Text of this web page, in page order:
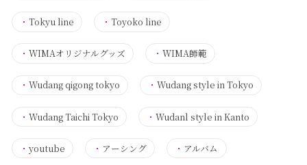
・ Tokyu line ・Toyoko line
・ WIMAオリジナルグッズ ・WIMA師範
・ Wudang qigong tokyo ・Wudang style in Tokyo
・ Wudang Taichi Tokyo ・Wudanl style in Kanto
・ youtube ・ アーシング ・ アルバム